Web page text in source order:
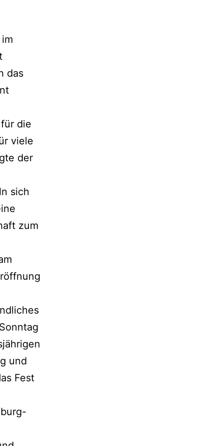
das
die
viele
der
sich
zum
und
Fest